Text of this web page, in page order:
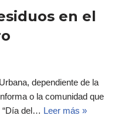
en el
dependiente de la
o la comunidad que
“Día del… Leer más »